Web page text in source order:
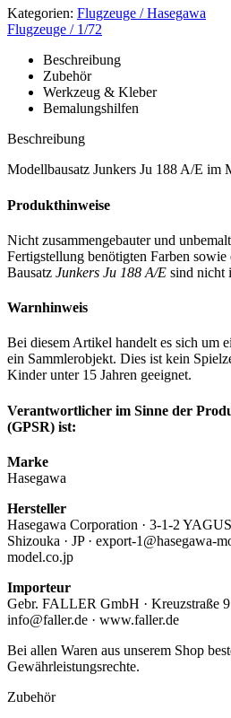
Kategorien: Flugzeuge / Hasegawa
Flugzeuge / 1/72
Beschreibung
Zubehör
Werkzeug & Kleber
Bemalungshilfen
Beschreibung
Modellbausatz Junkers Ju 188 A/E im
Produkthinweise
Nicht zusammengebauter und
Fertigstellung benötigten Farben
Bausatz Junkers Ju 188 A/E sind nicht
Warnhinweis
Bei diesem Artikel handelt es sich um
ein Sammlerobjekt. Dies ist kein
Kinder unter 15 Jahren geeignet.
Verantwortlicher im Sinne der
(GPSR) ist:
Marke
Hasegawa
Hersteller
Hasegawa Corporation · 3-1-2
Shizouka · JP · export-1@hasegawa-
model.co.jp
Importeur
Gebr. FALLER GmbH · Kreuzstraße 9
info@faller.de · www.faller.de
Bei allen Waren aus unserem Shop
Gewährleistungsrechte.
Zubehör